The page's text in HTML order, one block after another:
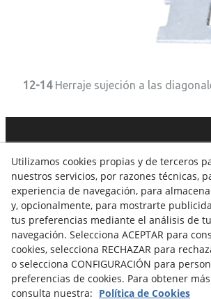
12-14Herraje sujeción a las
Aviso Legal Política Cookies
Canal Denúncias
Utilizamos cookies propias y de terceros
nuestros servicios, por razones técnicas,
experiencia de navegación, para
y, opcionalmente, para mostrarte
tus preferencias mediante el análisis de
navegación. Selecciona ACEPTAR para
cookies, selecciona RECHAZAR para
o selecciona CONFIGURACIÓN para
preferencias de cookies. Para obtener
consulta nuestra: Política de Cookies